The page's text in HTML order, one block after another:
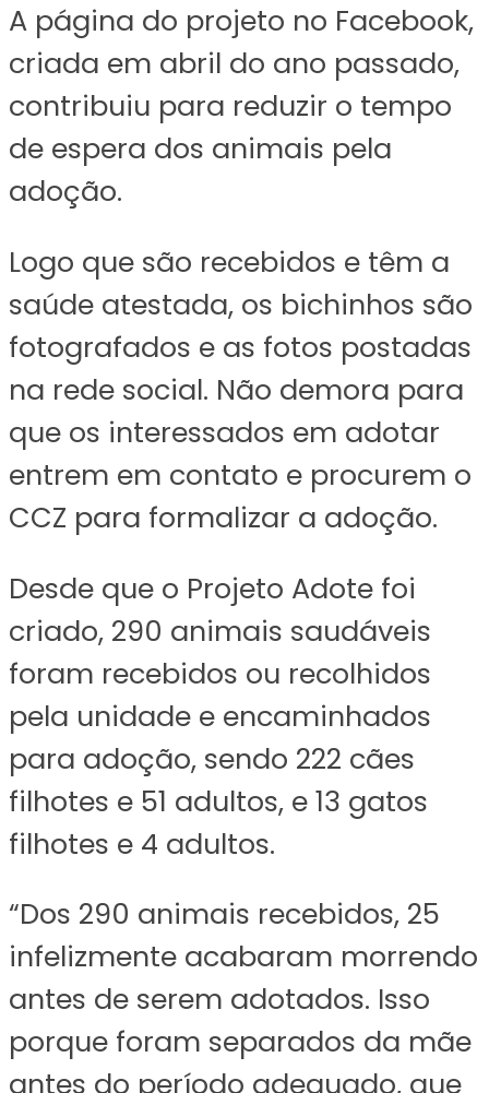
A página do projeto no Facebook,
criada em abril do ano passado,
contribuiu para reduzir o tempo
de espera dos animais pela
adoção.
Logo que são recebidos e têm a
saúde atestada, os bichinhos são
fotografados e as fotos postadas
na rede social. Não demora para
que os interessados em adotar
entrem em contato e procurem o
CCZ para formalizar a adoção.
Desde que o Projeto Adote foi
criado, 290 animais saudáveis
foram recebidos ou recolhidos
pela unidade e encaminhados
para adoção, sendo 222 cães
filhotes e 51 adultos, e 13 gatos
filhotes e 4 adultos.
“Dos 290 animais recebidos, 25
infelizmente acabaram morrendo
antes de serem adotados. Isso
porque foram separados da mãe
antes do período adequado, que